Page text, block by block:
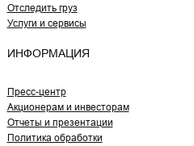
Отследить груз
Услуги и сервисы
ИНФОРМАЦИЯ
Пресс-центр
Акционерам и инвесторам
Отчеты и презентации
Политика обработки